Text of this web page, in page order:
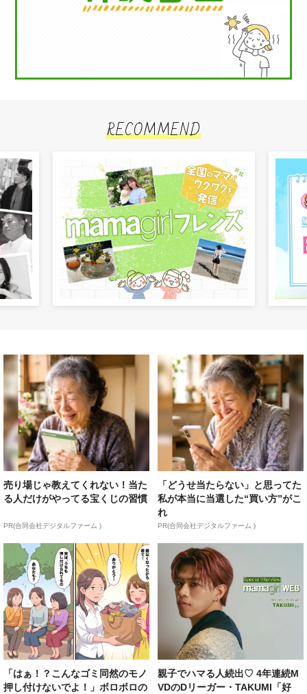
RECOMMEND
売り場じゃ教えてくれない！当た
る人だけがやってる宝くじの習慣
PR(合同会社デジタルファーム )
「どうせ当たらない」と思ってた
私が本当に当選した“買い方”がこ
れ
PR(合同会社デジタルファーム )
「はぁ！？こんなゴミ同然のモノ
押し付けないでよ！」ボロボロの
親子でハマる人続出♡ 4年連続M
VDのDリーガー・TAKUMI「好